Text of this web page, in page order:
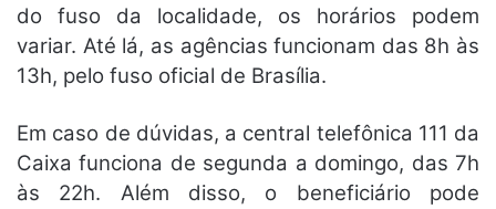
do fuso da localidade, os horários podem
variar. Até lá, as agências funcionam das 8h às
13h, pelo fuso oficial de Brasília.
Em caso de dúvidas, a central telefônica 111 da
Caixa funciona de segunda a domingo, das 7h
às 22h. Além disso, o beneficiário pode